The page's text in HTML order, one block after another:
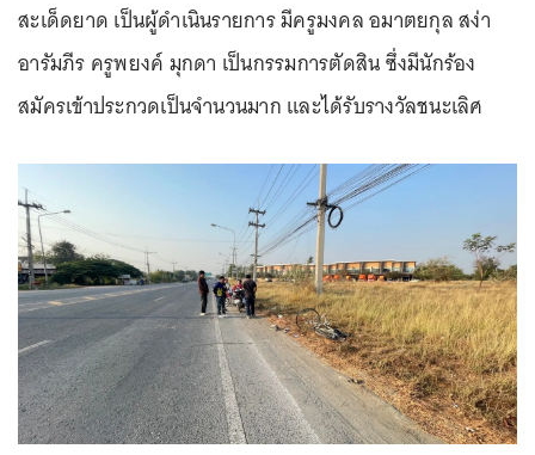
สะเด็ดยาด เป็นผู้ดำเนินรายการ มีครูมงคล อมาตยกุล สง่า
อารัมภีร ครูพยงค์ มุกดา เป็นกรรมการตัดสิน ซึ่งมีนักร้อง
สมัครเข้าประกวดเป็นจำนวนมาก และได้รับรางวัลชนะเลิศ